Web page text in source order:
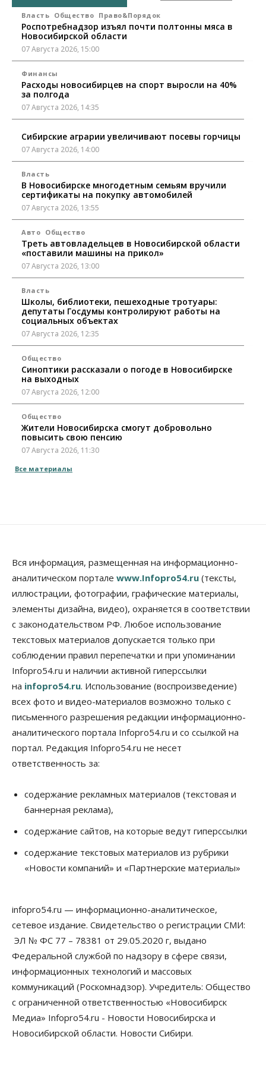
Власть Общество Право&Порядок
Роспотребнадзор изъял почти полтонны мяса в
Новосибирской области
07 Августа 2026, 15:00
Финансы
Расходы новосибирцев на спорт выросли на 40%
за полгода
07 Августа 2026, 14:35
Сибирские аграрии увеличивают посевы горчицы
07 Августа 2026, 14:00
Власть
В Новосибирске многодетным семьям вручили
сертификаты на покупку автомобилей
07 Августа 2026, 13:55
Авто Общество
Треть автовладельцев в Новосибирской области
«поставили машины на прикол»
07 Августа 2026, 13:00
Власть
Школы, библиотеки, пешеходные тротуары:
депутаты Госдумы контролируют работы на
социальных объектах
07 Августа 2026, 12:35
Общество
Синоптики рассказали о погоде в Новосибирске
на выходных
07 Августа 2026, 12:00
Общество
Жители Новосибирска смогут добровольно
повысить свою пенсию
07 Августа 2026, 11:30
Общество
заключили под стражу
07 Августа 2026, 10:15
Общество
Недели жары повлияли на урожай в
Новосибирской области, но режима ЧС не будет
Бизнес Право&Порядок
Предприятия Новосибирска
выстраивают системы защиты от атак БПЛА
07 Августа 2026, 09:00
Бизнес
По «Сибэлектротерму» выдали исполнительные
листы на полмиллиарда рублей
07 Августа 2026, 08:00
привлекать к разработке новых лекарств в
России
06 Августа 2026, 19:00
Россия построит в Киргизии новый кампус КРСУ:
30 гектаров, 15 тысяч студентов и 30 миллиардов
рублей
Общество
Новосибирским студентам помогают
адаптироваться к учебе через культуру
06 Августа 2026, 18:00
Бизнес Власть Недвижимость
Застройщики продавливают компромиссы по
площади участков для КРТ в Новосибирске
06 Августа 2026, 17:30
Около Заельцовского бора Новосибирска
Все материалы
Вся информация, размещенная на информационно-
аналитическом портале www.Infopro54.ru (тексты,
иллюстрации, фотографии, графические материалы,
элементы дизайна, видео), охраняется в соответствии
с законодательством РФ. Любое использование
текстовых материалов допускается только при
соблюдении правил перепечатки и при упоминании
Infopro54.ru и наличии активной гиперссылки
на infopro54.ru. Использование (воспроизведение)
всех фото и видео-материалов возможно только с
письменного разрешения редакции информационно-
аналитического портала Infopro54.ru и со ссылкой на
портал. Редакция Infopro54.ru не несет
ответственность за:
содержание рекламных материалов (текстовая и
баннерная реклама),
содержание сайтов, на которые ведут гиперссылки
содержание текстовых материалов из рубрики
«Новости компаний» и «Партнерские материалы»
infopro54.ru — информационно-аналитическое,
сетевое издание. Свидетельство о регистрации СМИ:
ЭЛ № ФС 77 – 78381 от 29.05.2020 г, выдано
Федеральной службой по надзору в сфере связи,
информационных технологий и массовых
коммуникаций (Роскомнадзор). Учредитель: Общество
с ограниченной ответственностью «Новосибирск
Медиа» Infopro54.ru - Новости Новосибирска и
Новосибирской области. Новости Сибири.